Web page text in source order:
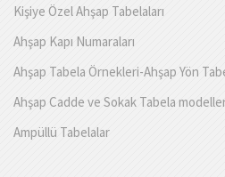
Kişiye Özel Ahşap Tabelaları
Ahşap Kapı Numaraları
Ahşap Tabela Örnekleri-Ahşap Yön
Ahşap Cadde ve Sokak Tabela
Ampüllü Tabelalar